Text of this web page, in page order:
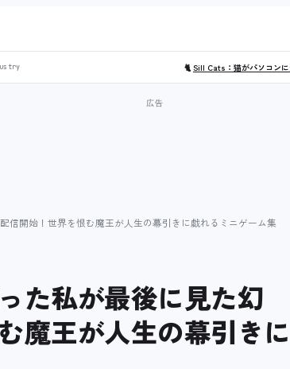
🐈Sill Cats：猫がパソコンに
信開始！世界を恨む魔王が人生の幕引きに戯れるミニゲーム集
た私が最後に見た幻
魔王が人生の幕引きに